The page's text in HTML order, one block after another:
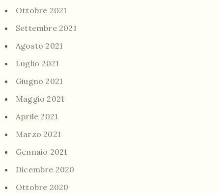
Ottobre 2021
Settembre 2021
Agosto 2021
Luglio 2021
Giugno 2021
Maggio 2021
Aprile 2021
Marzo 2021
Gennaio 2021
Dicembre 2020
Ottobre 2020